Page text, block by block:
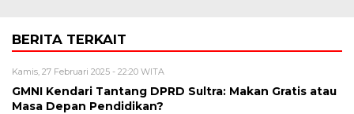
BERITA TERKAIT
Kamis, 27 Februari 2025 - 22:20 WITA
GMNI Kendari Tantang DPRD Sultra: Makan Gratis atau
Masa Depan Pendidikan?